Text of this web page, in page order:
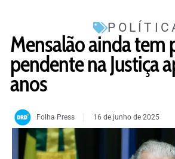
Mensalão ainda tem
pendente na Justiça
anos
Folha Press 16 de junho de 2025